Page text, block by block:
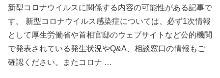
新型コロナウイルスに関係する内容の可能性がある記事で
す。 新型コロナウイルス感染症については、必ず1次情報
として厚生労働省や首相官邸のウェブサイトなど公的機関
で発表されている発生状況やQ&A、相談窓口の情報もご
確認ください。またコロナ …